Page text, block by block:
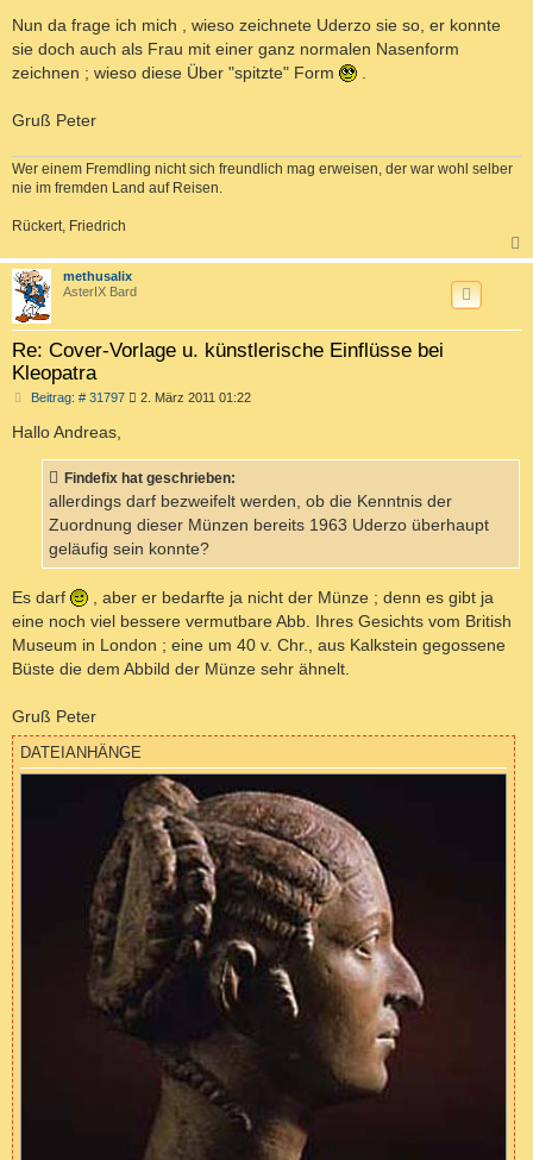
Nun da frage ich mich , wieso zeichnete Uderzo sie so, er konnte
sie doch auch als Frau mit einer ganz normalen Nasenform
zeichnen ; wieso diese Über "spitzte" Form
.
Gruß Peter
Wer einem Fremdling nicht sich freundlich mag erweisen, der war wohl selber
nie im fremden Land auf Reisen.
Rückert, Friedrich
a
methusalix
AsterIX Bard
Re: Cover-Vorlage u. künstlerische Einflüsse bei
Kleopatra
Beitrag: # 31797B
r
a
2. März 2011 01:22
Hallo Andreas,
Findefix hat geschrieben:
allerdings darf bezweifelt werden, ob die Kenntnis der
Zuordnung dieser Münzen bereits 1963 Uderzo überhaupt
geläufig sein konnte?
Es darf
, aber er bedarfte ja nicht der Münze ; denn es gibt ja
eine noch viel bessere vermutbare Abb. Ihres Gesichts vom British
Museum in London ; eine um 40 v. Chr., aus Kalkstein gegossene
Büste die dem Abbild der Münze sehr ähnelt.
Gruß Peter
DATEIANHÄNGE